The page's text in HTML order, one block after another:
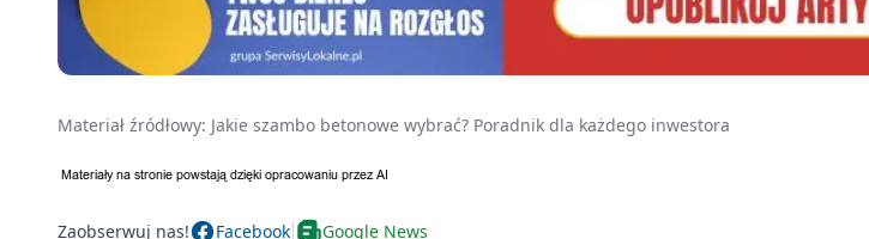
Materiał źródłowy: Jakie szambo betonowe wybrać? Poradnik dla każdego inwestora
Zaobserwuj nas! Facebook Google News